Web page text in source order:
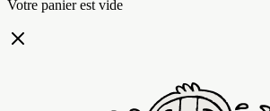
Votre panier est vide